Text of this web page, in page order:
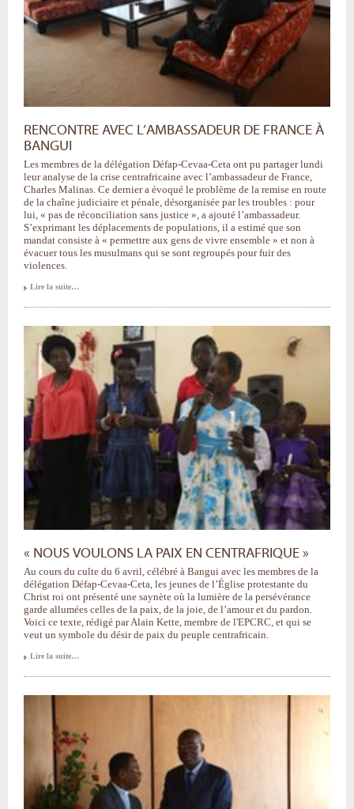
RENCONTRE AVEC L’AMBASSADEUR DE FRANCE À
BANGUI
Les membres de la délégation Défap-Cevaa-Ceta ont pu partager lundi
leur analyse de la crise centrafricaine avec l’ambassadeur de France,
Charles Malinas. Ce dernier a évoqué le problème de la remise en route
de la chaîne judiciaire et pénale, désorganisée par les troubles : pour
lui, « pas de réconciliation sans justice », a ajouté l’ambassadeur.
S’exprimant les déplacements de populations, il a estimé que son
mandat consiste à « permettre aux gens de vivre ensemble » et non à
évacuer tous les musulmans qui se sont regroupés pour fuir des
violences.
Lire la suite…
« NOUS VOULONS LA PAIX EN CENTRAFRIQUE »
Au cours du culte du 6 avril, célébré à Bangui avec les membres de la
délégation Défap-Cevaa-Ceta, les jeunes de l’Église protestante du
Christ roi ont présenté une saynète où la lumière de la persévérance
garde allumées celles de la paix, de la joie, de l’amour et du pardon.
Voici ce texte, rédigé par Alain Kette, membre de l'EPCRC, et qui se
veut un symbole du désir de paix du peuple centrafricain.
Lire la suite…